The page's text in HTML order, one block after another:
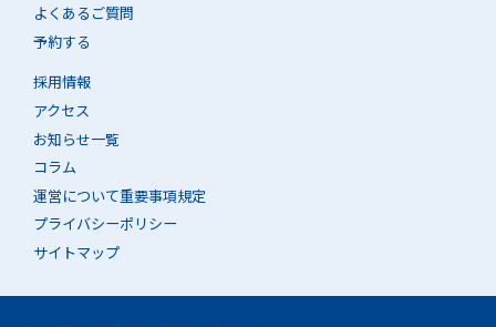
よくあるご質問
予約する
採用情報
アクセス
お知らせ一覧
コラム
運営について重要事項規定
プライバシーポリシー
サイトマップ